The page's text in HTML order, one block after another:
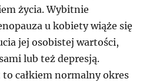
życia. Wybitnie
u kobiety wiąże się
jej osobistej wartości,
lub też depresją.
to całkiem normalny okres